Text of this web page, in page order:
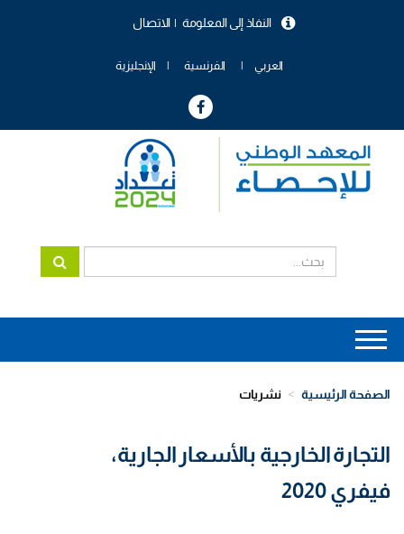
الاتصال النفاذ إلى المعلومة
العربي الفرنسية الإنجليزية
Main
navigation
الصفحة الرئيسية نشريات
التجارة الخارجية بالأسعار الجارية،
فيفري 2020